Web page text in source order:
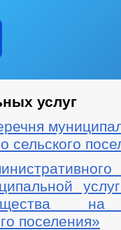
услуг
сельского
на
поселения»